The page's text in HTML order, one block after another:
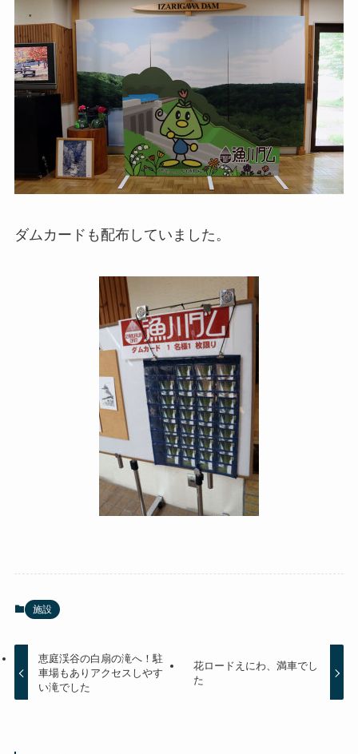
ダムカードも配布していました。
施設
恵庭渓谷の白扇の滝へ！駐
車場もありアクセスしやす
い滝でした
花ロードえにわ、満車でし
た